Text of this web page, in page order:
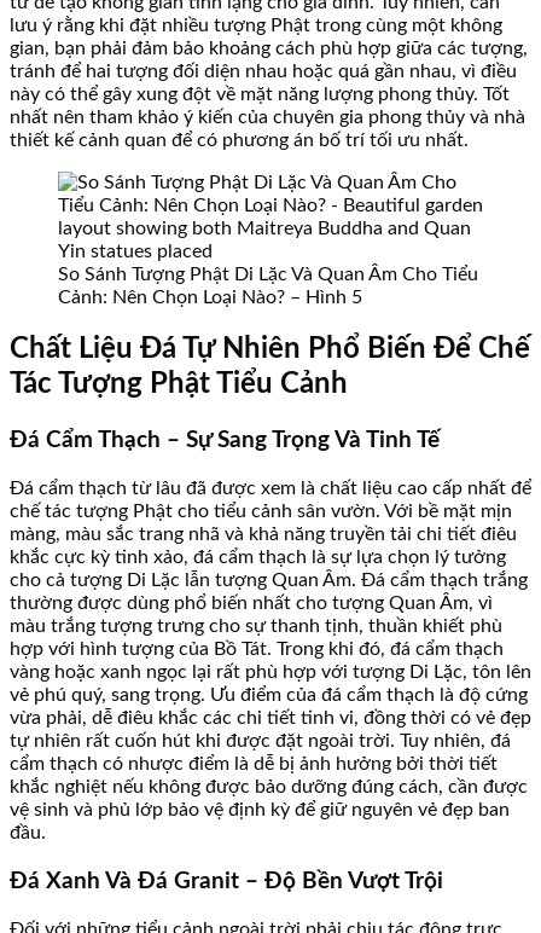
lưu ý rằng khi đặt nhiều tượng Phật trong cùng một không
gian, bạn phải đảm bảo khoảng cách phù hợp giữa các tượng,
tránh để hai tượng đối diện nhau hoặc quá gần nhau, vì điều
này có thể gây xung đột về mặt năng lượng phong thủy. Tốt
nhất nên tham khảo ý kiến của chuyên gia phong thủy và nhà
thiết kế cảnh quan để có phương án bố trí tối ưu nhất.
So Sánh Tượng Phật Di Lặc Và Quan Âm Cho Tiểu
Cảnh: Nên Chọn Loại Nào? – Hình 5
Chất Liệu Đá Tự Nhiên Phổ Biến Để Chế
Tác Tượng Phật Tiểu Cảnh
Đá Cẩm Thạch – Sự Sang Trọng Và Tinh Tế
Đá cẩm thạch từ lâu đã được xem là chất liệu cao cấp nhất để
chế tác tượng Phật cho tiểu cảnh sân vườn. Với bề mặt mịn
màng, màu sắc trang nhã và khả năng truyền tải chi tiết điêu
khắc cực kỳ tinh xảo, đá cẩm thạch là sự lựa chọn lý tưởng
cho cả tượng Di Lặc lẫn tượng Quan Âm. Đá cẩm thạch trắng
thường được dùng phổ biến nhất cho tượng Quan Âm, vì
màu trắng tượng trưng cho sự thanh tịnh, thuần khiết phù
hợp với hình tượng của Bồ Tát. Trong khi đó, đá cẩm thạch
vàng hoặc xanh ngọc lại rất phù hợp với tượng Di Lặc, tôn lên
vẻ phú quý, sang trọng. Ưu điểm của đá cẩm thạch là độ cứng
vừa phải, dễ điêu khắc các chi tiết tinh vi, đồng thời có vẻ đẹp
tự nhiên rất cuốn hút khi được đặt ngoài trời. Tuy nhiên, đá
cẩm thạch có nhược điểm là dễ bị ảnh hưởng bởi thời tiết
khắc nghiệt nếu không được bảo dưỡng đúng cách, cần được
vệ sinh và phủ lớp bảo vệ định kỳ để giữ nguyên vẻ đẹp ban
đầu.
Đá Xanh Và Đá Granit – Độ Bền Vượt Trội
Đối với những tiểu cảnh ngoài trời phải chịu tác động trực